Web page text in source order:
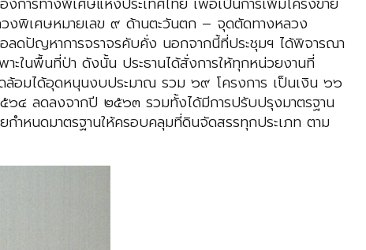
งพิเศษหมายเลข ๙ ด้านตะวันตก – จุดตัดทางหลวง
ดปัญหาการจราจรคับคั่ง นอกจากนี้ที่ประชุมฯ ได้พิจารณา
ะในพื้นที่ป่า ดังนั้น ประธานได้สั่งการให้ทุกหน่วยงานที่
อมได้อุดหนุนงบประมาณ รวม ๖๙ โครงการ เป็นเงิน ๖๖
๖๔ ลดลงจากปี ๒๕๖๓ รวมทั้งได้มีการปรับปรุงมาตรฐาน
ำหนดมาตรฐานให้ครอบคลุมที่ดินจัดสรรทุกประเภท ตาม